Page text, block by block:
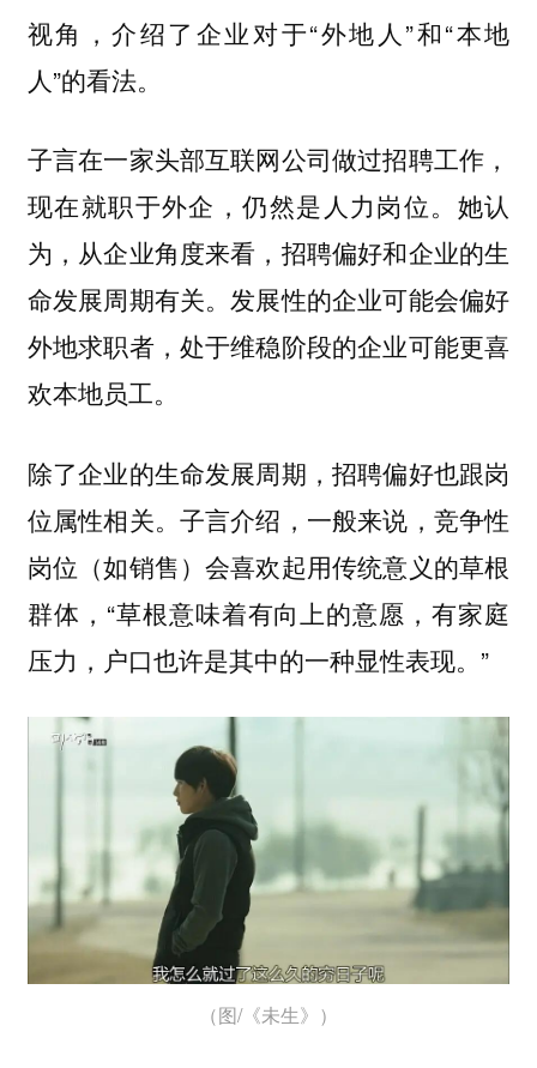
视角，介绍了企业对于“外地人”和“本地
人”的看法。
子言在一家头部互联网公司做过招聘工作，
现在就职于外企，仍然是人力岗位。她认
为，从企业角度来看，招聘偏好和企业的生
命发展周期有关。发展性的企业可能会偏好
外地求职者，处于维稳阶段的企业可能更喜
欢本地员工。
除了企业的生命发展周期，招聘偏好也跟岗
位属性相关。子言介绍，一般来说，竞争性
岗位（如销售）会喜欢起用传统意义的草根
群体，“草根意味着有向上的意愿，有家庭
压力，户口也许是其中的一种显性表现。”
（图/《未生》）